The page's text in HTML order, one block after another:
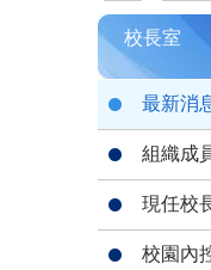
校長室
最新消
組織成
現任校
校園內